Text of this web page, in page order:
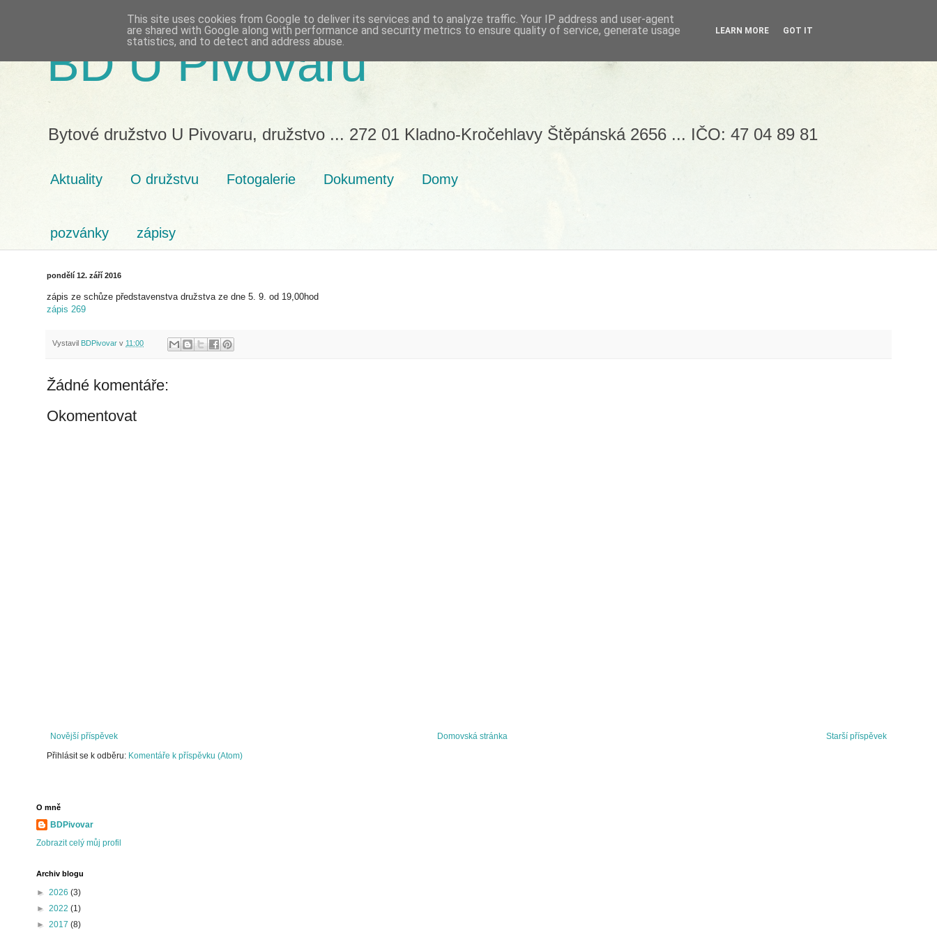
BD U Pivovaru
Bytové družstvo U Pivovaru, družstvo ... 272 01 Kladno-Kročehlavy Štěpánská 2656 ... IČO: 47 04 89 81
Aktuality O družstvu Fotogalerie Dokumenty Domy
pozvánky zápisy
pondělí 12. září 2016
zápis ze schůze představenstva družstva ze dne 5. 9. od 19,00hod
zápis 269
Vystavil BDPivovar v 11:00
Žádné komentáře:
Okomentovat
Novější příspěvek Starší příspěvek
Domovská stránka
Přihlásit se k odběru: Komentáře k příspěvku (Atom)
O mně
BDPivovar
Zobrazit celý můj profil
Archiv blogu
► 2026 (3)
► 2022 (1)
► 2017 (8)
This site uses cookies from Google to deliver its services and to analyze traffic. Your IP address and user-agent
are shared with Google along with performance and security metrics to ensure quality of service, generate usage
statistics, and to detect and address abuse.
LEARN MORE GOT IT